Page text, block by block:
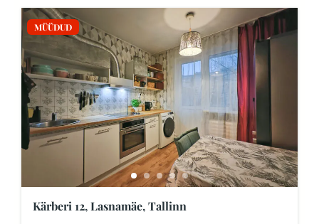
MÜÜDUD
Kärberi 12, Lasnamäe, Tallinn